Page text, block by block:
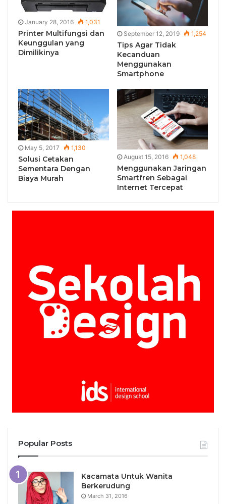
January 28, 2016 1,031
Printer Multifungsi dan
Keunggulan yang
Dimilikinya
September 12, 2019 1,254
Tips Agar Tidak
Kecanduan
Menggunakan
Smartphone
May 5, 2017 1,130
Solusi Cetakan
Sementara Dengan
Biaya Murah
August 15, 2016 1,048
Menggunakan Jaringan
Smartfren Sebagai
Internet Tercepat
Popular Posts
Kacamata Untuk Wanita
Berkerudung
March 31, 2016